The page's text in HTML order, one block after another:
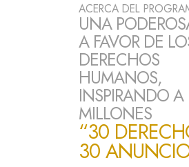
ACERCA DEL
UNA
A FAVOR DE
DERECHOS
HUMANOS,
INSPIRANDO A
MILLONES
“30
30